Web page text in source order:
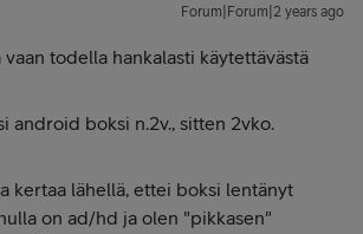
Forum|Forum|2 years ago
vaan todella hankalasti käytettävästä
android boksi n.2v., sitten 2vko.
kertaa lähellä, ettei boksi lentänyt
on ad/hd ja olen "pikkasen"